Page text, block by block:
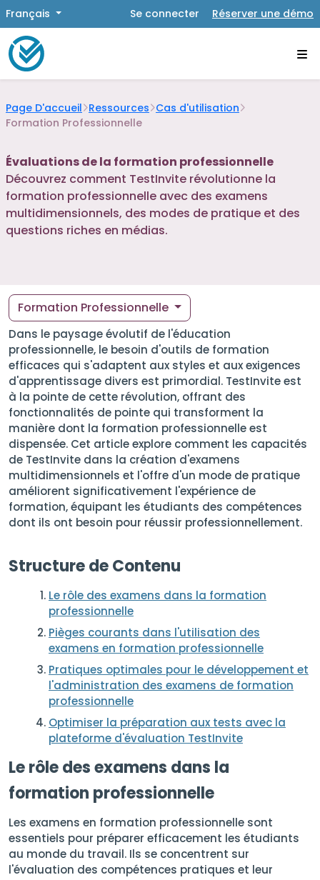
Français Se connecter Réserver une démo
Page D'accueil Ressources Cas d'utilisation
Formation Professionnelle
Évaluations de la formation professionnelle
Découvrez comment TestInvite révolutionne la
formation professionnelle avec des examens
multidimensionnels, des modes de pratique et des
questions riches en médias.
Dans le paysage évolutif de l'éducation
professionnelle, le besoin d'outils de formation
efficaces qui s'adaptent aux styles et aux exigences
d'apprentissage divers est primordial. TestInvite est
à la pointe de cette révolution, offrant des
fonctionnalités de pointe qui transforment la
manière dont la formation professionnelle est
dispensée. Cet article explore comment les capacités
de TestInvite dans la création d'examens
multidimensionnels et l'offre d'un mode de pratique
améliorent significativement l'expérience de
formation, équipant les étudiants des compétences
dont ils ont besoin pour réussir professionnellement.
Structure de Contenu
Le rôle des examens dans la formation
professionnelle
Pièges courants dans l'utilisation des
examens en formation professionnelle
Pratiques optimales pour le développement et
l'administration des examens de formation
professionnelle
Optimiser la préparation aux tests avec la
plateforme d'évaluation TestInvite
Le rôle des examens dans la
formation professionnelle
Les examens en formation professionnelle sont
essentiels pour préparer efficacement les étudiants
au monde du travail. Ils se concentrent sur
l'évaluation des compétences pratiques et leur
Formation Professionnelle